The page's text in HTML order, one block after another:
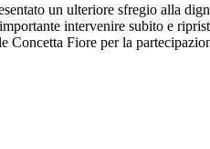
un ulteriore sfregio alla
intervenire subito e
Concetta Fiore per la